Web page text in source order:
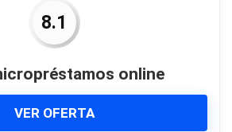
8.1
online
VER OFERTA